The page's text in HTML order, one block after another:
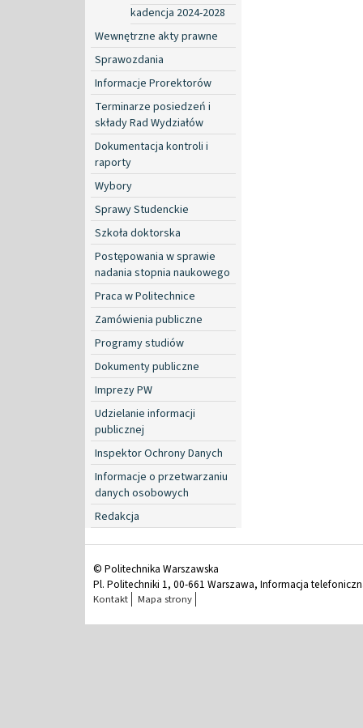
kadencja 2024-2028
Wewnętrzne akty prawne
Sprawozdania
Informacje Prorektorów
Terminarze posiedzeń i
składy Rad Wydziałów
Dokumentacja kontroli i
raporty
Wybory
Sprawy Studenckie
Szkoła doktorska
Postępowania w sprawie
nadania stopnia naukowego
Praca w Politechnice
Zamówienia publiczne
Programy studiów
Dokumenty publiczne
Imprezy PW
Udzielanie informacji
publicznej
Inspektor Ochrony Danych
Informacje o przetwarzaniu
danych osobowych
Redakcja
© Politechnika Warszawska
Pl. Politechniki 1, 00-661 Warszawa, Informacja
Kontakt Mapa strony